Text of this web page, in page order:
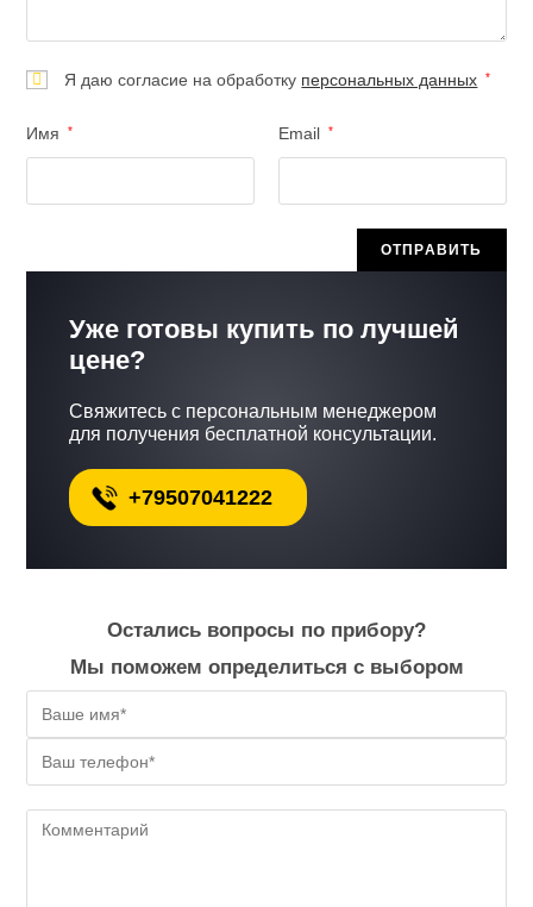
Я даю согласие на обработку персональных данных *
Имя * Email *
Уже готовы купить по лучшей
цене?
Свяжитесь с персональным менеджером
для получения бесплатной консультации.
+79507041222
Остались вопросы по прибору?
Мы поможем определиться с выбором